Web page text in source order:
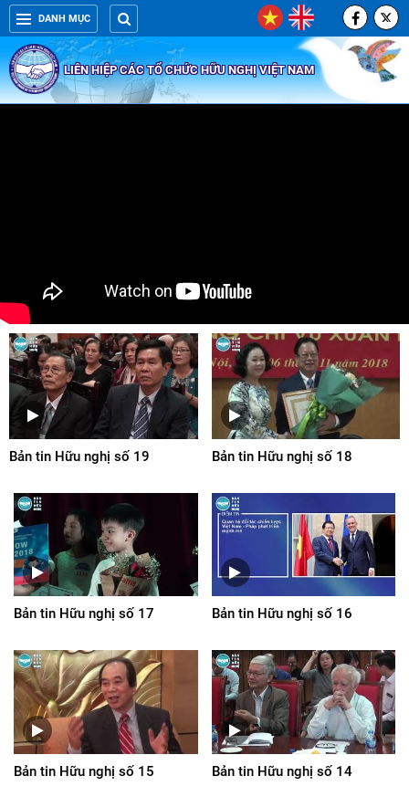
DANH MỤC
LIÊN HIỆP CÁC TỔ CHỨC HỮU NGHỊ VIỆT NAM
Bản tin Hữu nghị số 19 Bản tin Hữu nghị số 18
Bản tin Hữu nghị số 17 Bản tin Hữu nghị số 16
Bản tin Hữu nghị số 15 Bản tin Hữu nghị số 14